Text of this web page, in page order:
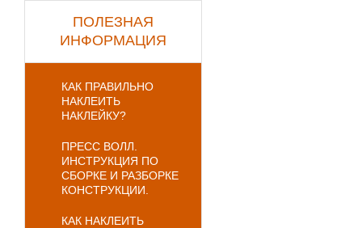
ПОЛЕЗНАЯ
ИНФОРМАЦИЯ
КАК ПРАВИЛЬНО
НАКЛЕИТЬ
НАКЛЕЙКУ?
ПРЕСС ВОЛЛ.
ИНСТРУКЦИЯ ПО
СБОРКЕ И РАЗБОРКЕ
КОНСТРУКЦИИ.
КАК НАКЛЕИТЬ